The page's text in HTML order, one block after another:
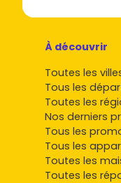
À découvrir
Toutes les
Tous les
Toutes les
Nos derniers
Tous les
Tous les
Toutes les
Toutes les